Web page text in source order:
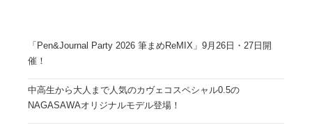
「Pen&Journal Party 2026 筆まめReMIX」9月26日・27日開
催！
中高生から大人まで人気のカヴェコスペシャル0.5の
NAGASAWAオリジナルモデル登場！